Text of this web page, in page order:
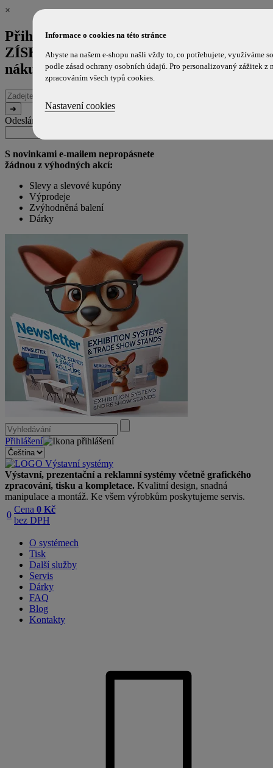
×
Přihlaste se k odběru novinek a
ZÍSKEJTE 100 Kč SLEVU na příští
nákup!
E-
mailová
adresa
Odesláním souhlasíte s použitím e-mailu pro marketingové účely.
(ponechte
prázdné)
(ponechte
prázdné)
S novinkami e-mailem nepropásnete
žádnou z výhodných akcí:
Slevy a slevové kupóny
Výprodeje
Zvýhodněná balení
Dárky
Přihlášení
Výstavní, prezentační a reklamní systémy včetně grafického
zpracování, tisku a kompletace. Kvalitní design, snadná
manipulace a montáž. Ke všem výrobkům poskytujeme servis.
0
Cena 0 Kč
bez DPH
O systémech
Tisk
Další služby
Servis
Dárky
FAQ
Blog
Kontakty
Informace o cookies na této stránce
Abyste na našem e-shopu našli vždy to, co potřebujete, využíváme
podle zásad ochrany osobních údajů. Pro personalizovaný zážitek z
zpracováním všech typů cookies.
Nastavení cookies